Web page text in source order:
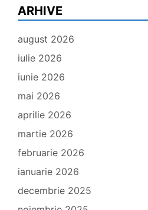
ARHIVE
august 2026
iulie 2026
iunie 2026
mai 2026
aprilie 2026
martie 2026
februarie 2026
ianuarie 2026
decembrie 2025